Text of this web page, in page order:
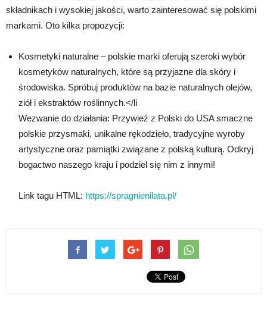
składnikach i wysokiej jakości, warto zainteresować się polskimi
markami. Oto kilka propozycji:
Kosmetyki naturalne – polskie marki oferują szeroki wybór
kosmetyków naturalnych, które są przyjazne dla skóry i
środowiska. Spróbuj produktów na bazie naturalnych olejów,
ziół i ekstraktów roślinnych.</li
Wezwanie do działania: Przywieź z Polski do USA smaczne
polskie przysmaki, unikalne rękodzieło, tradycyjne wyroby
artystyczne oraz pamiątki związane z polską kulturą. Odkryj
bogactwo naszego kraju i podziel się nim z innymi!
Link tagu HTML: https://spragnienilata.pl/